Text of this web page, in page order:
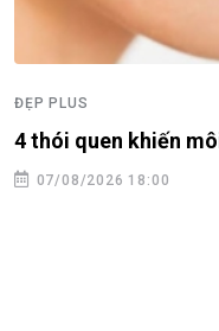
ĐẸP PLUS
4 thói quen khiến
07/08/2026 18:00